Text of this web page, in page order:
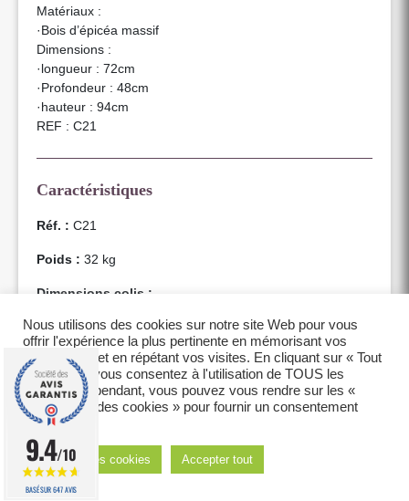
Matériaux :
·Bois d’épicéa massif
Dimensions :
·longueur : 72cm
·Profondeur : 48cm
·hauteur : 94cm
REF : C21
Caractéristiques
Réf. : C21
Poids : 32 kg
Dimensions colis :
Longeur : 99 cm
Largeur : 77 cm
Hauteur : 53 cm
Nous utilisons des cookies sur notre site Web pour vous
offrir l'expérience la plus pertinente en mémorisant vos
préférences et en répétant vos visites. En cliquant sur « Tout
accepter », vous consentez à l'utilisation de TOUS les
cookies. Cependant, vous pouvez vous rendre sur les «
Paramètres des cookies » pour fournir un consentement
contrôlé.
Réglages des cookies Accepter tout
9.4/10
BASÉ SUR 647 AVIS